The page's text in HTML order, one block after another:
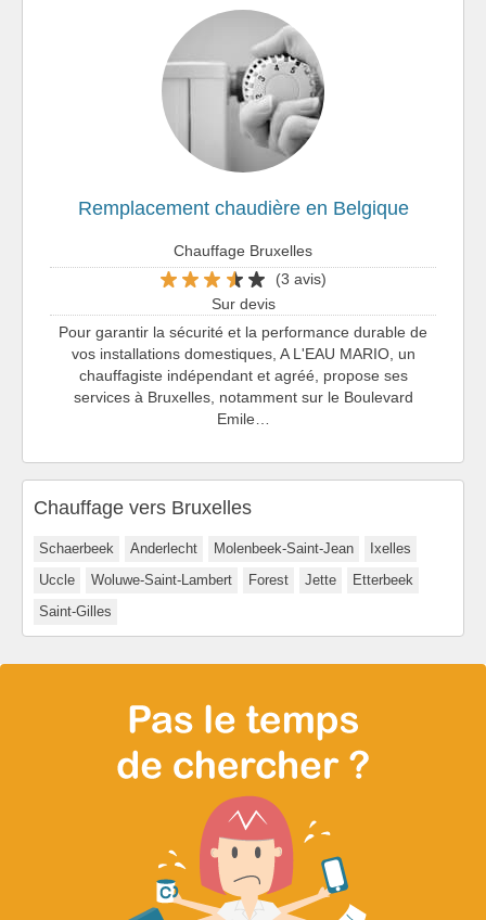
Remplacement chaudière en Belgique
Chauffage Bruxelles
(3 avis)
Sur devis
Pour garantir la sécurité et la performance durable de
vos installations domestiques, A L'EAU MARIO, un
chauffagiste indépendant et agréé, propose ses
services à Bruxelles, notamment sur le Boulevard
Emile…
Chauffage vers Bruxelles
Schaerbeek Anderlecht Molenbeek-Saint-Jean
Ixelles
Uccle
Woluwe-Saint-Lambert Forest Jette
Etterbeek
Saint-Gilles